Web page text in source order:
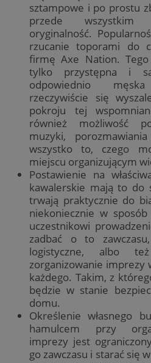
sztampowe i po prostu
przede wszystkim
oryginalność.
rzucanie toporami do
firmę Axe Nation.
tylko przystępna i
odpowiednio
rzeczywiście się
pokroju tej
również możliwość
muzyki,
wszystko to, czego
miejscu organizującym
Postawienie na
kawalerskie mają to do
trwają praktycznie do
niekoniecznie w
uczestnikowi
zadbać o to
logistyczne, albo
zorganizowanie imprezy
każdego. Takim, z
będzie w stanie
domu.
Określenie własnego
hamulcem przy
imprezy jest
go zawczasu i starać się